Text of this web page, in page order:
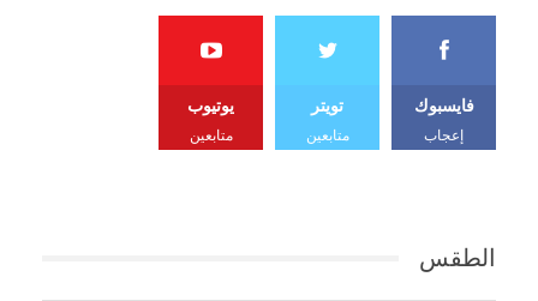
فايسبوك
إعجاب
تويتر
متابعين
يوتيوب
متابعين
الطقس